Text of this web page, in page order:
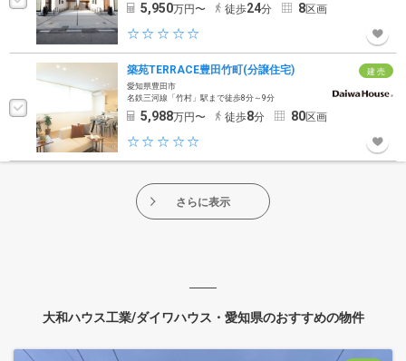
5,950万円〜 徒歩24分 8区画
建 売
築苑TERRACE豊田竹町(分譲住宅)
愛知県豊田市
名鉄三河線「竹村」駅まで徒歩8分～9分
5,988万円〜 徒歩8分 80区画
さらに表示
大和ハウス工業/ダイワハウス・愛知県のおすすめの物件